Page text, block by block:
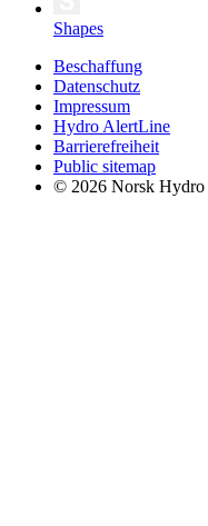
Shapes
Beschaffung
Datenschutz
Impressum
Hydro AlertLine
Barrierefreiheit
Public sitemap
© 2026 Norsk Hydro